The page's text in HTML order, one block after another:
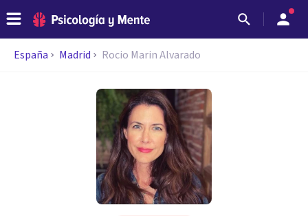
España Madrid Rocio Marin Alvarado